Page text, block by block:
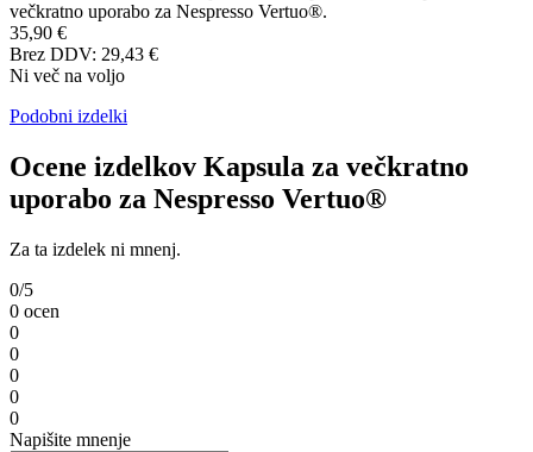
Uvod
Arhiv izdelkov
Kapsula za večkratno uporabo za Nespresso Vertuo®
OceneKapsula za večkratno
uporabo za Nespresso Vertuo®
Iščete ocene izdelkov Kapsula za večkratno uporabo za Nespresso
Vertuo®?
Doslej je 0 uporabnikov ta izdelek ocenilo z 0 od 5 zvezdic. Spodaj
boste našli ocene in izkušnje resničnih uporabnikov Kapsula za
večkratno uporabo za Nespresso Vertuo®.
35,90 €
Brez DDV: 29,43 €
Ni več na voljo